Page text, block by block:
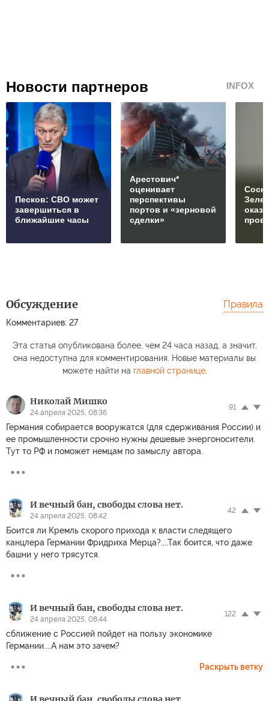
Новости партнеров INFOX
Песков: СВО может
завершиться в
ближайшие часы
Арестович*
оценивает
перспективы
портов и «зерновой
сделки»
Обсуждение
Комментариев: 27
Правила
Эта статья опубликована более, чем 24 часа назад, а значит,
она недоступна для комментирования. Новые материалы вы
можете найти на главной странице.
Николай Мишко
24 апреля 2025, 08:36
91
Германия собирается вооружатся (для сдерживания России) и
ее промышленности срочно нужны дешевые энергоносители.
Тут то РФ и поможет немцам по замыслу автора.
И вечный бан, свободы слова нет.
24 апреля 2025, 08:42
42
Боится ли Кремль скорого прихода к власти следящего
канцлера Германии Фридриха Мерца?....Так боится, что даже
башни у него трясутся.
И вечный бан, свободы слова нет.
24 апреля 2025, 08:44
122
сближение с Россией пойдет на пользу экономике
Германии....А нам это зачем?
Раскрыть ветку